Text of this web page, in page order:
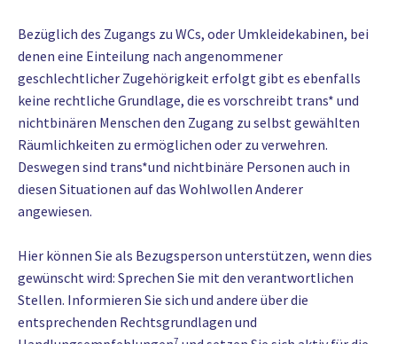
Bezüglich des Zugangs zu WCs, oder Umkleidekabinen, bei
denen eine Einteilung nach angenommener
geschlechtlicher Zugehörigkeit erfolgt gibt es ebenfalls
keine rechtliche Grundlage, die es vorschreibt trans* und
nichtbinären Menschen den Zugang zu selbst gewählten
Räumlichkeiten zu ermöglichen oder zu verwehren.
Deswegen sind trans*und nichtbinäre Personen auch in
diesen Situationen auf das Wohlwollen Anderer
angewiesen.
Hier können Sie als Bezugsperson unterstützen, wenn dies
gewünscht wird: Sprechen Sie mit den verantwortlichen
Stellen. Informieren Sie sich und andere über die
entsprechenden Rechtsgrundlagen und